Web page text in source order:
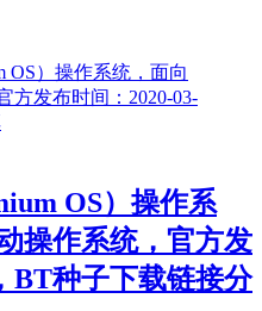
OS）操作系
操作系统，官方发
BT种子下载链接分